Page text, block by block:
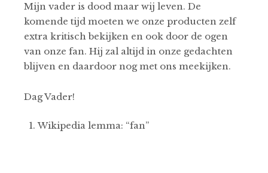
Mijn vader is dood maar wij leven. De
komende tijd moeten we onze producten zelf
extra kritisch bekijken en ook door de ogen
van onze fan. Hij zal altijd in onze gedachten
blijven en daardoor nog met ons meekijken.
Dag Vader!
Wikipedia lemma: “fan”